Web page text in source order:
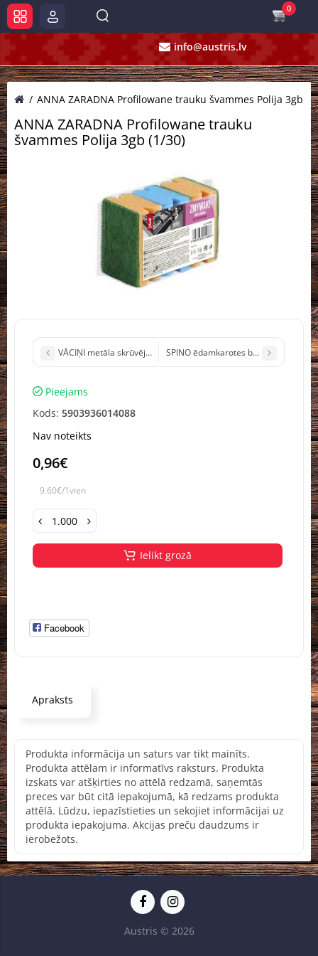
info@austris.lv
0
ANNA ZARADNA Profilowane trauku švammes Polija 3gb
ANNA ZARADNA Profilowane trauku
švammes Polija 3gb (1/30)
VĀCIŅI metāla skrūvējami 82mm 10gb Lietuva (1/80)
SPINO ēdamkarotes baltas
Pieejams
Kods: 5903936014088
Nav noteikts
0,96€
9.60€/1vien
Ielikt grozā
Facebook
Apraksts
Produkta informācija un saturs var tikt mainīts.
Produkta attēlam ir informatīvs raksturs. Produkta
izskats var atšķirties no attēlā redzamā, saņemtās
preces var būt citā iepakojumā, kā redzams produkta
attēlā. Lūdzu, iepazīstieties un sekojiet informācijai uz
produkta iepakojuma. Akcijas preču daudzums ir
ierobežots.
Austris © 2026